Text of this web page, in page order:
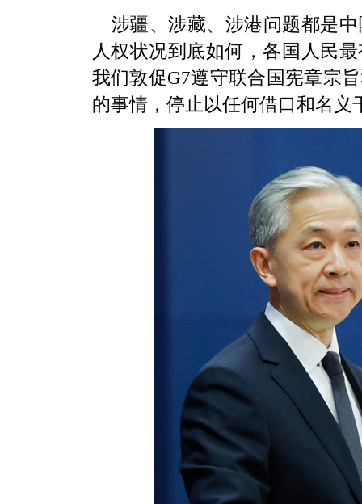
涉疆、涉藏、涉港问题都是
人权状况到底如何，各国人民
我们敦促G7遵守联合国宪章宗
的事情，停止以任何借口和名义